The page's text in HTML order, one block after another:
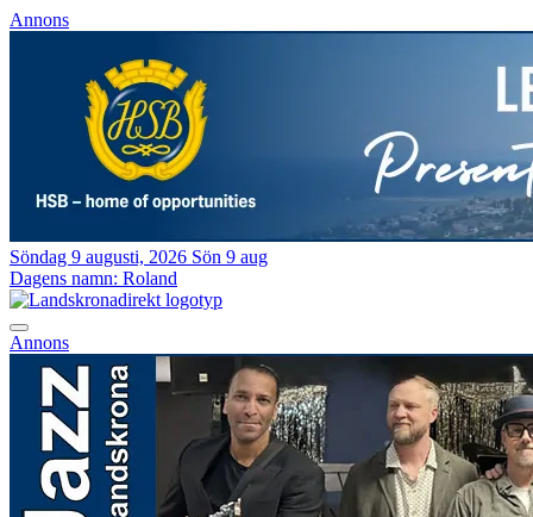
Annons
Söndag 9 augusti, 2026 Sön 9 aug
Dagens namn: Roland
Annons